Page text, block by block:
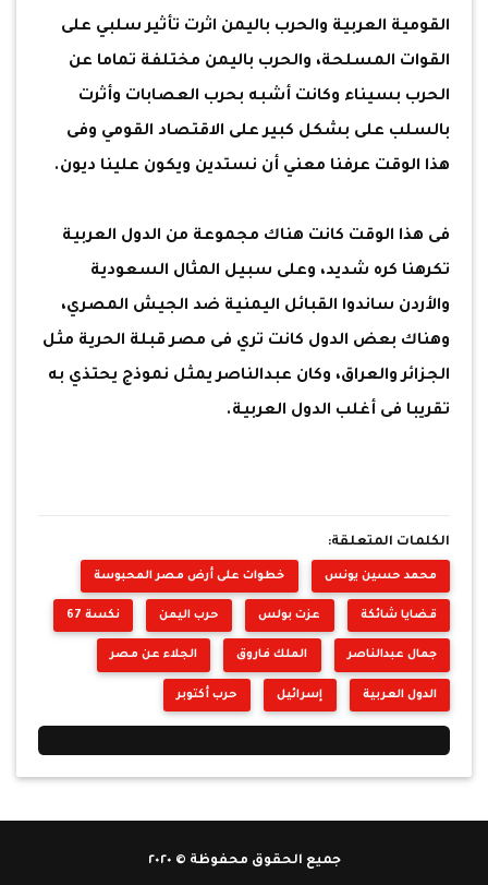
القومية العربية والحرب باليمن اثرت تأثير سلبي على
القوات المسلحة، والحرب باليمن مختلفة تماما عن
الحرب بسيناء وكانت أشبه بحرب العصابات وأثرت
بالسلب على بشكل كبير على الاقتصاد القومي وفى
هذا الوقت عرفنا معني أن نستدين ويكون علينا ديون.
فى هذا الوقت كانت هناك مجموعة من الدول العربية
تكرهنا كره شديد، وعلى سبيل المثال السعودية
والأردن ساندوا القبائل اليمنية ضد الجيش المصري،
وهناك بعض الدول كانت تري فى مصر قبلة الحرية مثل
الجزائر والعراق، وكان عبدالناصر يمثل نموذج يحتذي به
تقريبا فى أغلب الدول العربية.
الكلمات المتعلقة:
محمد حسين يونس خطوات على أرض مصر المحبوسة
قضايا شائكة عزت بولس حرب اليمن نكسة 67
جمال عبدالناصر الملك فاروق الجلاء عن مصر
الدول العربية إسرائيل حرب أكتوبر
جميع الحقوق محفوظة © ٢٠٢٠